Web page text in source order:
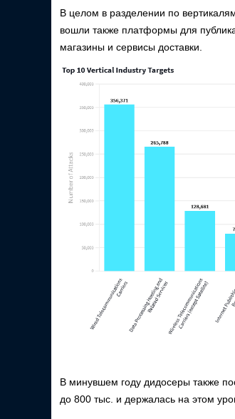
В целом в разделении по
вошли также платформы для
магазины и сервисы доставки.
В минувшем году дидосеры также
до 800 тыс. и держалась на этом